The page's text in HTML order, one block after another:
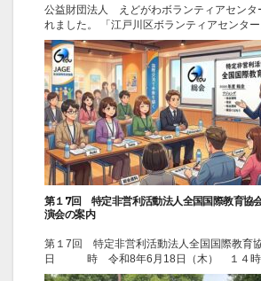
公益財団法人 えどがわボランティアセンタ
れました。 「江戸川区ボランティアセンタ
江戸川区が直接運営をしてきましたが、平成
からは、「公益財団法人」が民営するボラン
ターとして生まれ変わり、現在に至っていま
川区は、令和３年度に策定した理念条例に基
に生...
2026-05-28
ニュース
第１7回 特定非営利活動法人全国国際教育協
演会の案内
第１7回 特定非営利活動法人全国国際教育
日 時 令和8年6月18日（木） １４時
１５時３０分 会 場 一般財団法人「日